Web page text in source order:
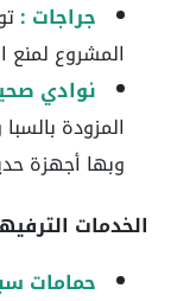
جراجات :
المشروع لمنع
نوادي
المزودة
وبها أجهزة
الخدمات
حمامات